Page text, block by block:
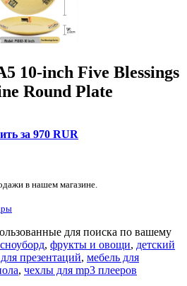
10-inch Five Blessings
Round Plate
за 970 RUR
в нашем магазине.
для поиска по вашему
сноуборд, фрукты и овощи, детский
презентаций, мебель для
, чехлы для mp3 плееров